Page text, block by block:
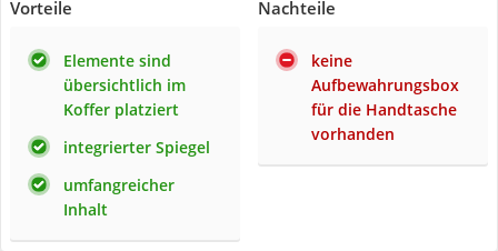
Vorteile
Elemente sind
übersichtlich im
Koffer platziert
integrierter Spiegel
umfangreicher
Inhalt
Nachteile
keine
Aufbewahrungsbox
für die Handtasche
vorhanden